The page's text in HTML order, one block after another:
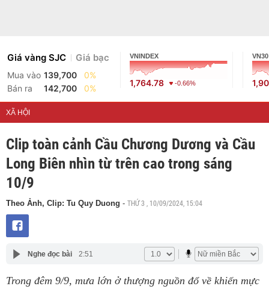
Giá vàng SJC Giá bạc
Mua vào 139,700
0%
Bán ra
142,700 0%
VNINDEX
1,764.78 -0.66%
VN30
XÃ HỘI
Clip toàn cảnh Cầu Chương Dương và Cầu
Long Biên nhìn từ trên cao trong sáng
10/9
Theo Ảnh, Clip: Tu Quy Duong - THỨ 3 , 10/09/2024, 15:04
Nghe đọc bài 2:51
Trong đêm 9/9, mưa lớn ở thượng nguồn đổ về khiến mực